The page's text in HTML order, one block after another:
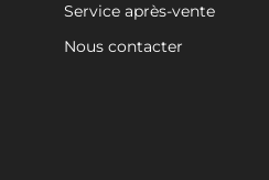
Service après-vente
Nous contacter